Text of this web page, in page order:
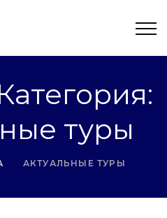
туры
АКТУАЛЬНЫЕ ТУРЫ